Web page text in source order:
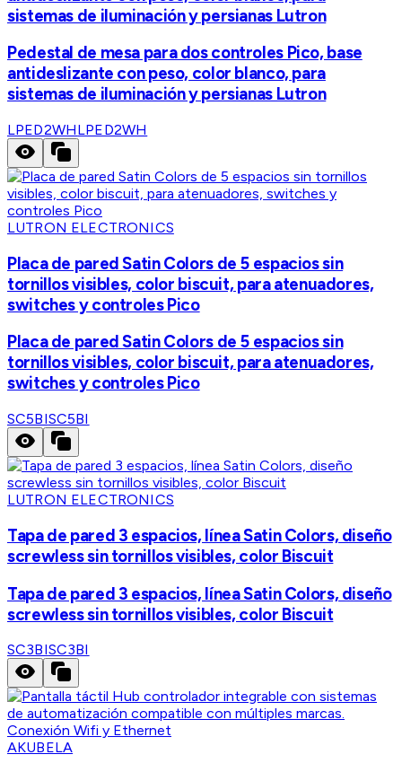
sistemas de iluminación y persianas Lutron
Pedestal de mesa para dos controles Pico, base
antideslizante con peso, color blanco, para
sistemas de iluminación y persianas Lutron
LPED2WHLPED2WH
LUTRON ELECTRONICS
Placa de pared Satin Colors de 5 espacios sin
tornillos visibles, color biscuit, para atenuadores,
switches y controles Pico
Placa de pared Satin Colors de 5 espacios sin
tornillos visibles, color biscuit, para atenuadores,
switches y controles Pico
SC5BISC5BI
LUTRON ELECTRONICS
Tapa de pared 3 espacios, línea Satin Colors, diseño
screwless sin tornillos visibles, color Biscuit
Tapa de pared 3 espacios, línea Satin Colors, diseño
screwless sin tornillos visibles, color Biscuit
SC3BISC3BI
AKUBELA